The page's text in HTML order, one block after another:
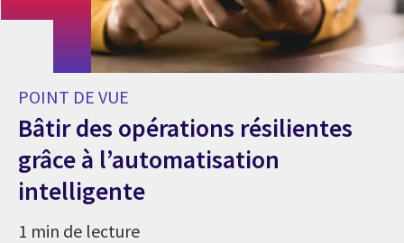
POINT DE VUE
Bâtir des opérations résilientes
grâce à l’automatisation
intelligente
1 min de lecture